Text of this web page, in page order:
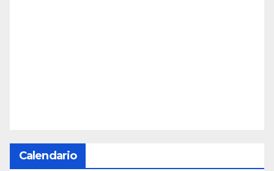
Calendario